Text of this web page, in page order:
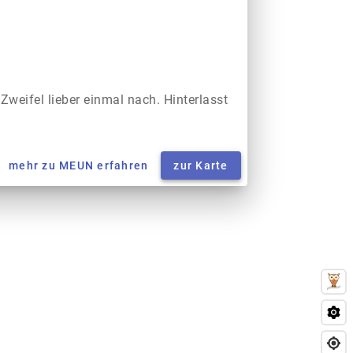
lieber einmal nach. Hinterlasst
mehr zu MEUN erfahren zur Karte